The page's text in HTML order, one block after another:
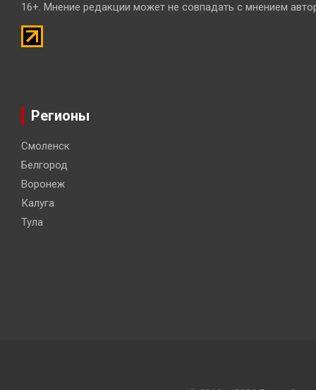
16+. Мнение редакции может не совпадать с мнением
Регионы
Смоленск
Белгород
Воронеж
Калуга
Тула